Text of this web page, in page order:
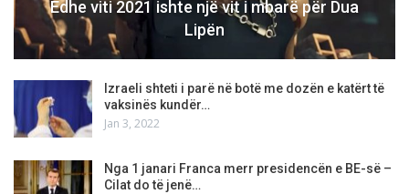
Edhe viti 2021 ishte një vit i mbarë për Dua
Lipën
Izraeli shteti i parë në botë me dozën e katërt të
vaksinës kundër…
Jan 3, 2022
Nga 1 janari Franca merr presidencën e BE-së –
Cilat do të jenë…